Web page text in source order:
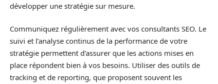
développer une stratégie sur mesure.
Communiquez régulièrement avec vos consultants SEO. Le
suivi et l’analyse continus de la performance de votre
stratégie permettent d’assurer que les actions mises en
place répondent bien à vos besoins. Utiliser des outils de
tracking et de reporting, que proposent souvent les